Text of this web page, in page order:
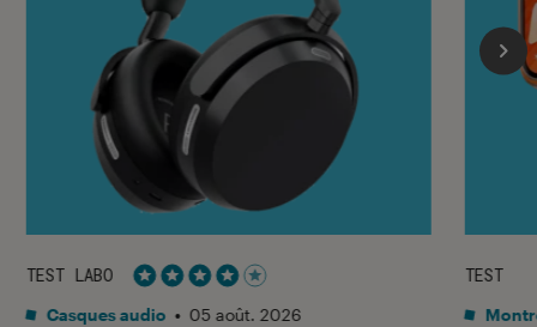
TEST LABO
Noté 4 étoiles sur 5
Casques audio • 05 août. 2026
TEST